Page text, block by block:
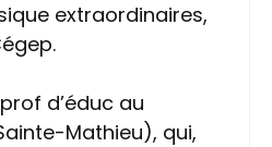
extraordinaires,
d’éduc au
Mathieu), qui,